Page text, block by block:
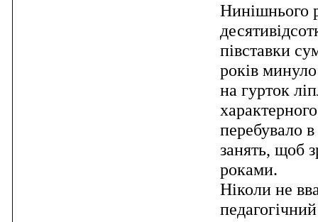
Нинішнього
півставки
років
на гурток
перебувало
занять, щоб
роками.
Ніколи не